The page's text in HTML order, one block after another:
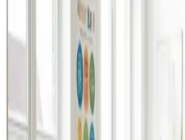
Ventilation til fabrikker,
Professionel dimensionering.